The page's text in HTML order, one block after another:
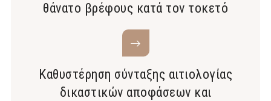
θάνατο βρέφους κατά τον τοκετό
Καθυστέρηση σύνταξης αιτιολογίας
δικαστικών αποφάσεων και